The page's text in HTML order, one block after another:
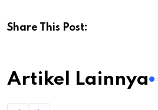
Share This Post:
Artikel Lainnya